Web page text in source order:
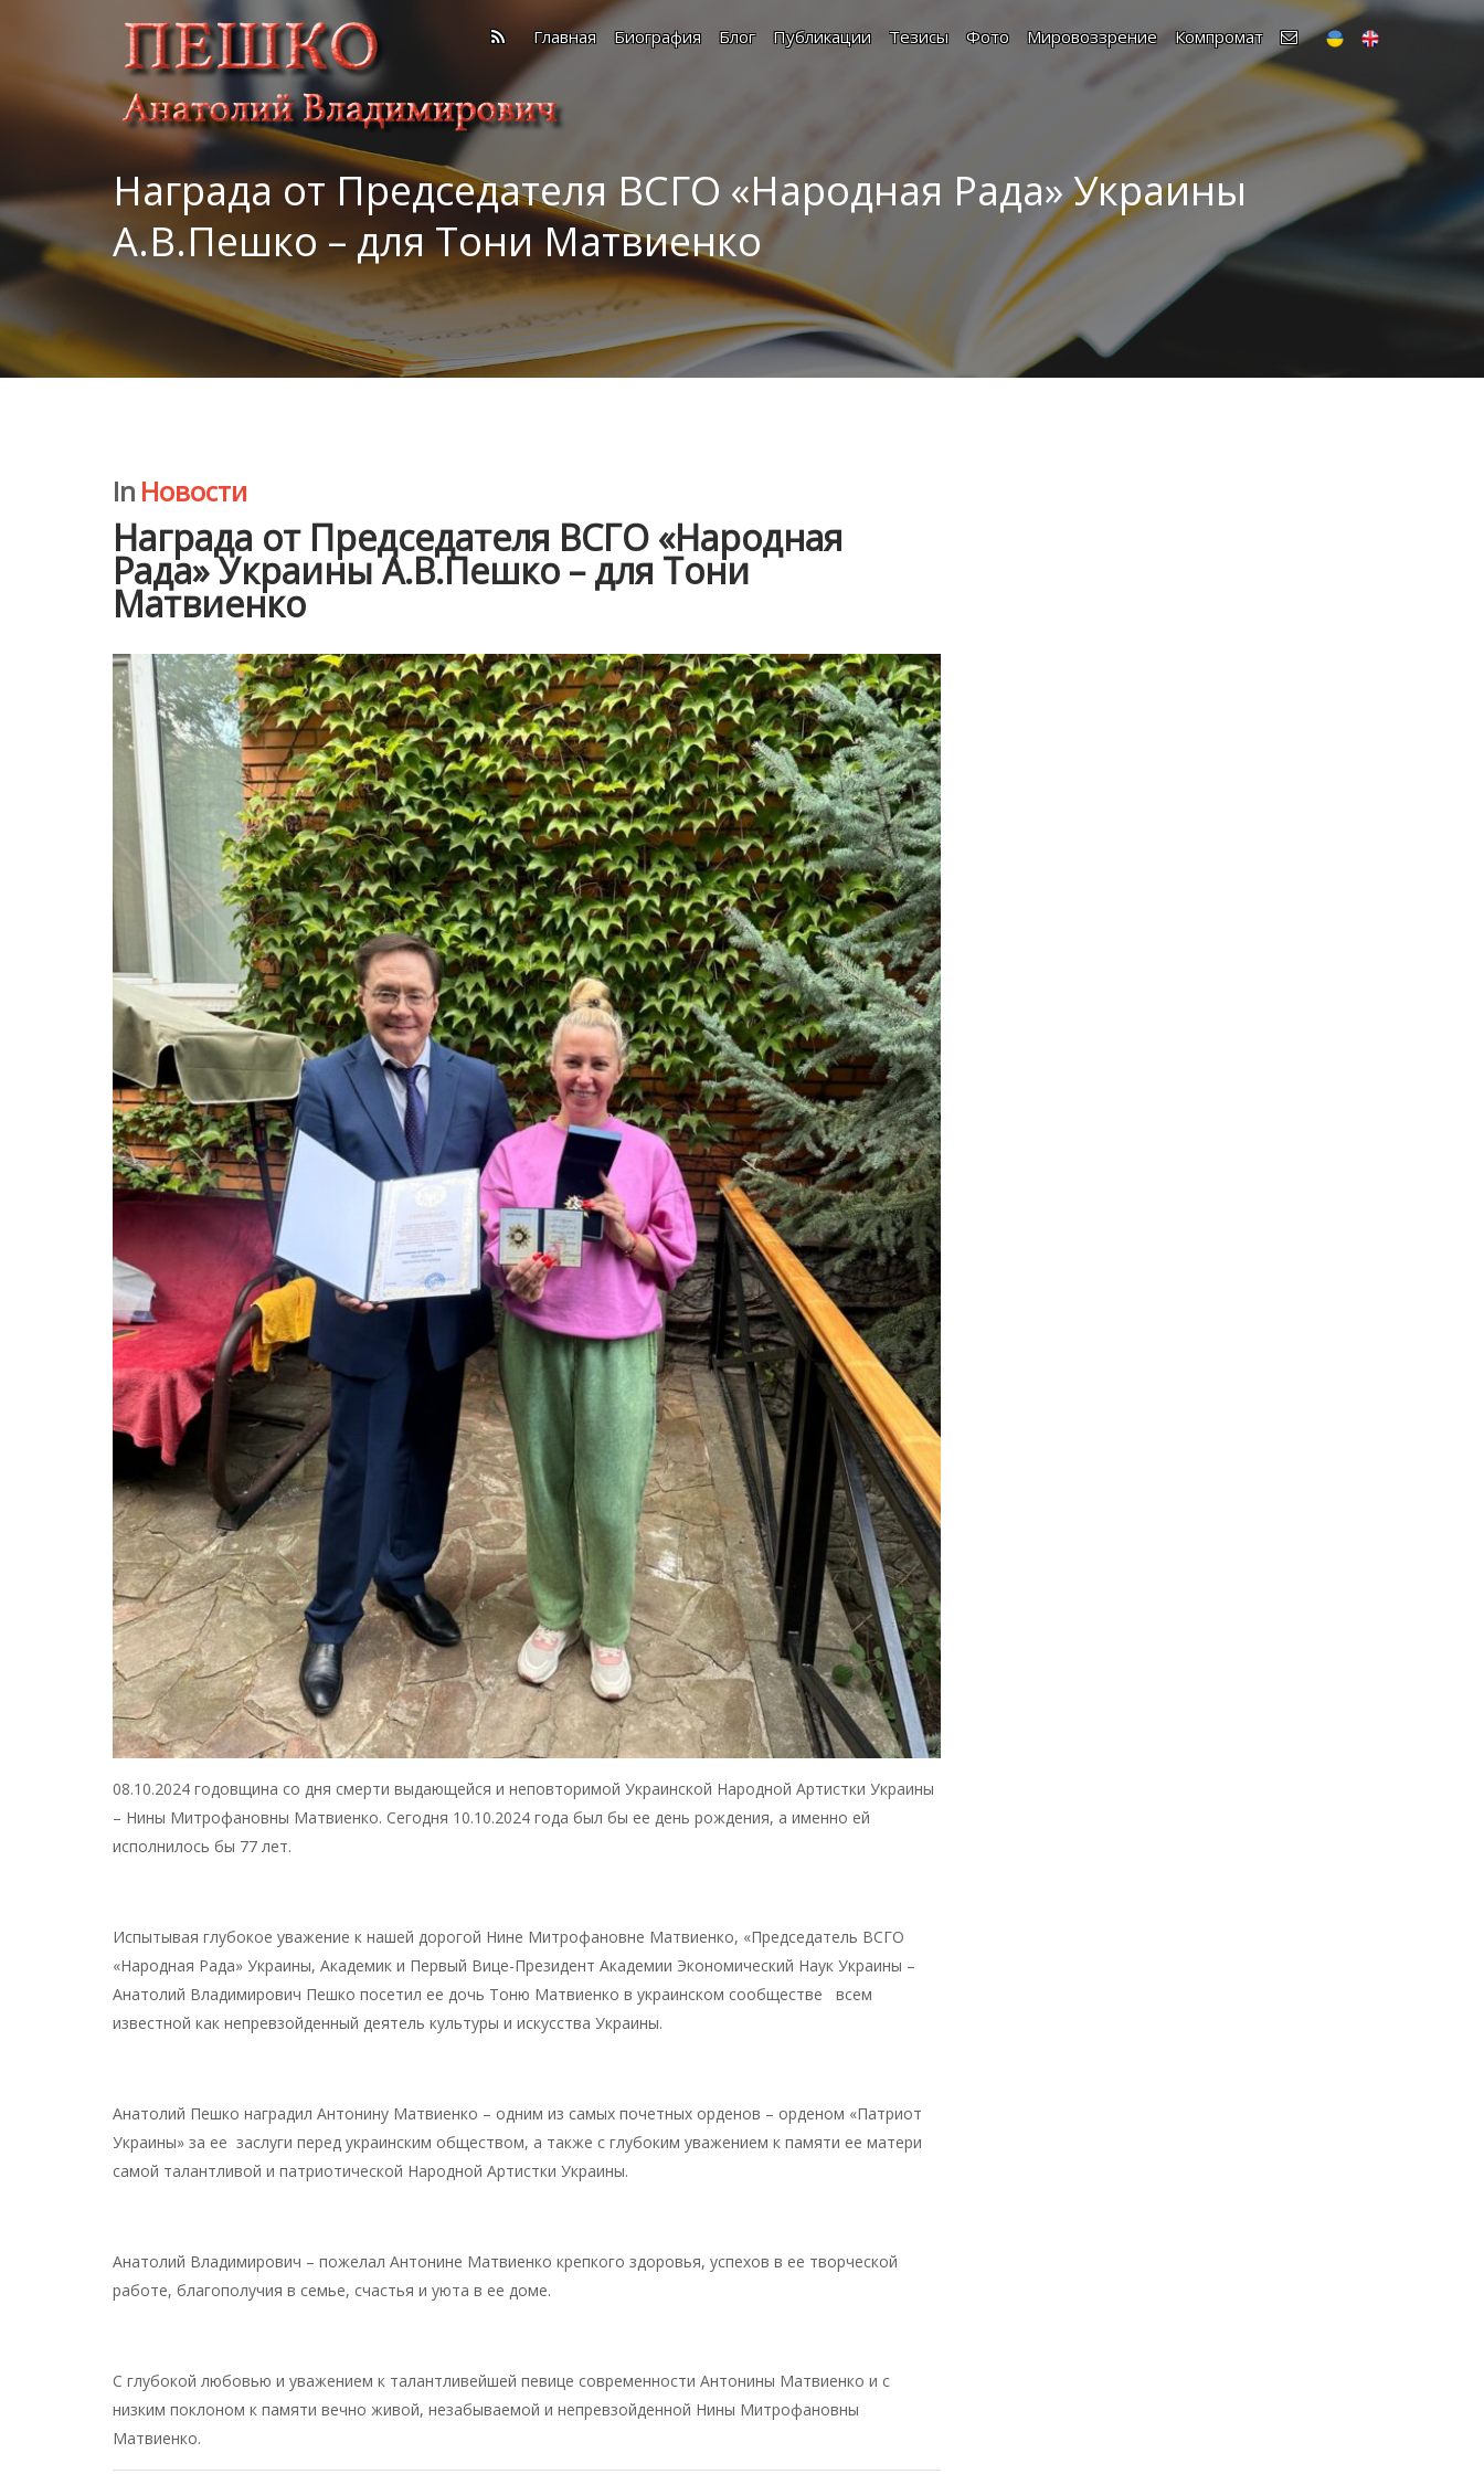
Главная Биография Блог Публикации Тезисы Фото Мировоззрение Компромат
Награда от Председателя ВСГО «Народная Рада» Украины
А.В.Пешко – для Тони Матвиенко
In Новости
Награда от Председателя ВСГО «Народная
Рада» Украины А.В.Пешко – для Тони
Матвиенко
08.10.2024 годовщина со дня смерти выдающейся и неповторимой Украинской Народной Артистки Украины
– Нины Митрофановны Матвиенко. Сегодня 10.10.2024 года был бы ее день рождения, а именно ей
исполнилось бы 77 лет.
Испытывая глубокое уважение к нашей дорогой Нине Митрофановне Матвиенко, «Председатель ВСГО
«Народная Рада» Украины, Академик и Первый Вице-Президент Академии Экономический Наук Украины –
Анатолий Владимирович Пешко посетил ее дочь Тоню Матвиенко в украинском сообществе всем
известной как непревзойденный деятель культуры и искусства Украины.
Анатолий Пешко наградил Антонину Матвиенко – одним из самых почетных орденов – орденом «Патриот
Украины» за ее заслуги перед украинским обществом, а также с глубоким уважением к памяти ее матери
самой талантливой и патриотической Народной Артистки Украины.
Анатолий Владимирович – пожелал Антонине Матвиенко крепкого здоровья, успехов в ее творческой
работе, благополучия в семье, счастья и уюта в ее доме.
С глубокой любовью и уважением к талантливейшей певице современности Антонины Матвиенко и с
низким поклоном к памяти вечно живой, незабываемой и непревзойденной Нины Митрофановны
Матвиенко.